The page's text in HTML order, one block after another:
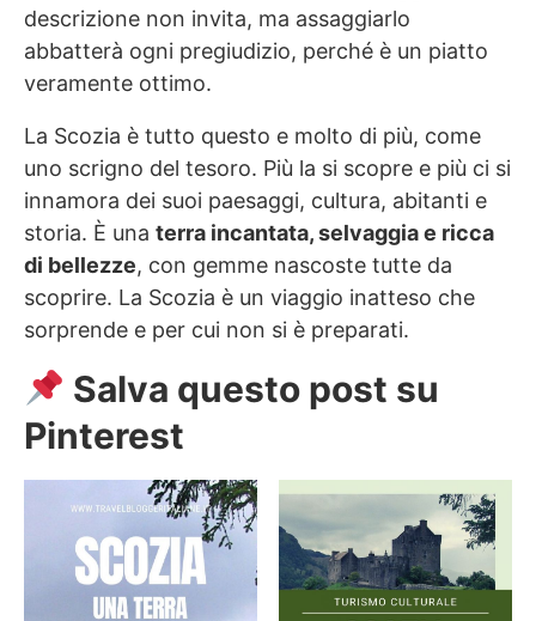
descrizione non invita, ma assaggiarlo
abbatterà ogni pregiudizio, perché è un piatto
veramente ottimo.
La Scozia è tutto questo e molto di più, come
uno scrigno del tesoro. Più la si scopre e più ci si
innamora dei suoi paesaggi, cultura, abitanti e
storia. È una terra incantata, selvaggia e ricca
di bellezze, con gemme nascoste tutte da
scoprire. La Scozia è un viaggio inatteso che
sorprende e per cui non si è preparati.
Salva questo post su
Pinterest